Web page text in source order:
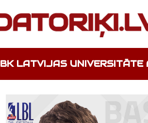
BK LATVIJAS UNIVERSITĀTE